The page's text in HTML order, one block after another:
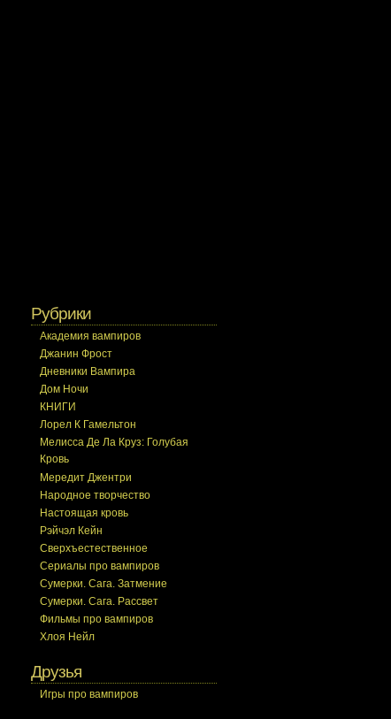
Рубрики
Академия вампиров
Джанин Фрост
Дневники Вампира
Дом Ночи
КНИГИ
Лорел К Гамельтон
Мелисса Де Ла Круз: Голубая
Кровь
Мередит Джентри
Народное творчество
Настоящая кровь
Рэйчэл Кейн
Сверхъестественное
Сериалы про вампиров
Сумерки. Сага. Затмение
Сумерки. Сага. Рассвет
Фильмы про вампиров
Хлоя Нейл
Друзья
Игры про вампиров